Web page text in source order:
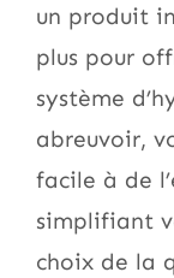
un produit
plus pour
système
abreuvoir,
facile à de
simplifiant
choix de la